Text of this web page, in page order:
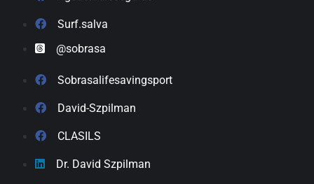
Surf.salva
@sobrasa
Sobrasalifesavingsport
David-Szpilman
CLASILS
Dr. David Szpilman